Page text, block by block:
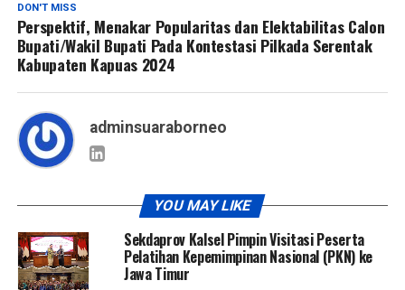
DON'T MISS
Perspektif, Menakar Popularitas dan Elektabilitas Calon
Bupati/Wakil Bupati Pada Kontestasi Pilkada Serentak
Kabupaten Kapuas 2024
adminsuaraborneo
YOU MAY LIKE
Sekdaprov Kalsel Pimpin Visitasi Peserta
Pelatihan Kepemimpinan Nasional (PKN) ke
Jawa Timur